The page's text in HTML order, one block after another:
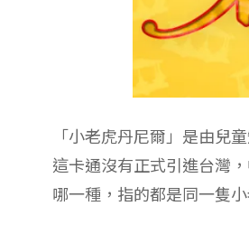
「小老虎丹尼爾」是由
這卡通沒有正式引進台灣
哪一種，指的都是同一隻小